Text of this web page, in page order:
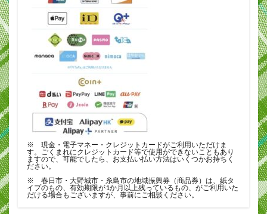
※ 現金・電子マネー・クレジットカードがご利用いただけま
す。ごくまれにクレジットカード等で使用ができないこともあり
ますので、可能でしたら、お支払い払い方法はいくつかお持ちく
ださい。
※ 春日市・大野城市・糸島市の地域振興券（商品券）は、紙タ
イプのもの、有効期限が1か月以上残っているもの、がご利用いた
だける場合もございますが、事前にご相談ください。